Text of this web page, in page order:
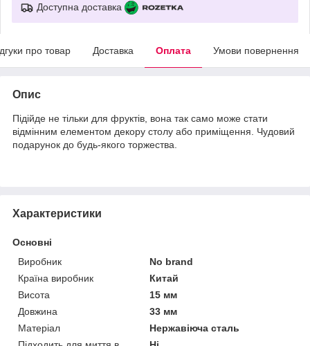
Доступна доставка
про товар Доставка Оплата Умови повернення
Опис
Підійде не тільки для фруктів, вона так само може стати
відмінним елементом декору столу або приміщення. Чудовий
подарунок до будь-якого торжества.
Характеристики
Основні
Виробник
No brand
Країна виробник
Китай
Висота
15 мм
Довжина
33 мм
Матеріал
Нержавіюча сталь